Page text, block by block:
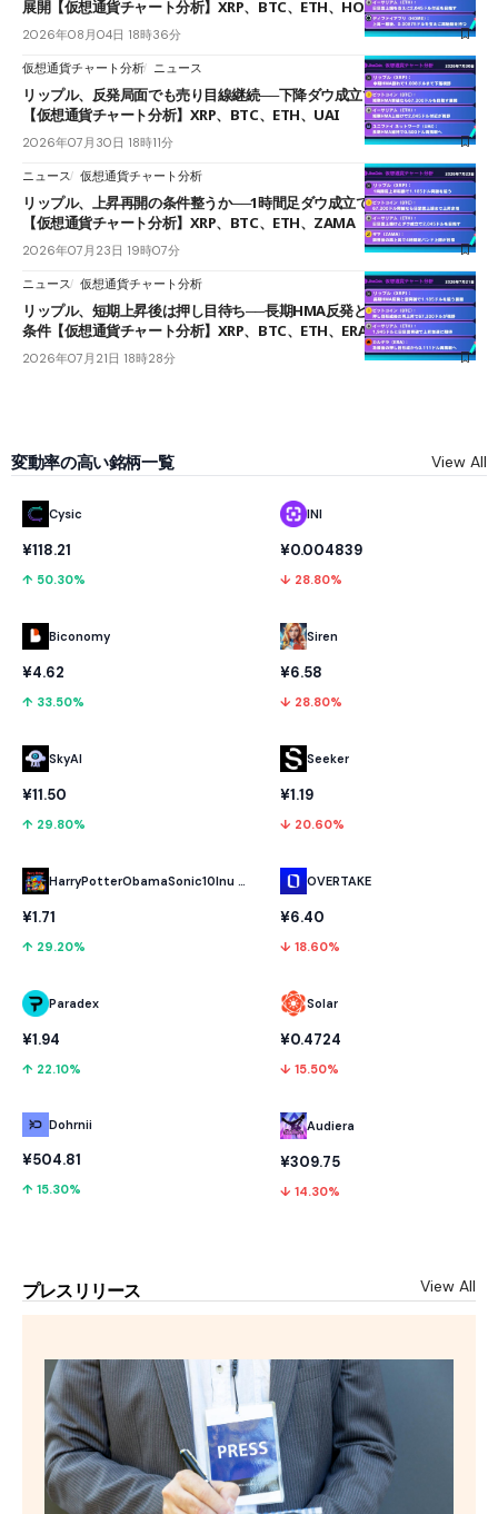
展開【仮想通貨チャート分析】XRP、BTC、ETH、HOME
2026年08月04日 18時36分
仮想通貨チャート分析 ニュース
リップル、反発局面でも売り目線継続──下降ダウ成立で下値追う展開
【仮想通貨チャート分析】XRP、BTC、ETH、UAI
2026年07月30日 18時11分
ニュース 仮想通貨チャート分析
リップル、上昇再開の条件整うか──1時間足ダウ成立で1.185ドルを狙う
【仮想通貨チャート分析】XRP、BTC、ETH、ZAMA
2026年07月23日 19時07分
ニュース 仮想通貨チャート分析
リップル、短期上昇後は押し目待ち──長期HMA反発と雲上抜けが買い
条件【仮想通貨チャート分析】XRP、BTC、ETH、ERA
2026年07月21日 18時28分
変動率の高い銘柄一覧 View All
Cysic
¥118.21
↑ 50.30%
Biconomy
¥4.62
↑ 33.50%
SkyAI
¥11.50
↑ 29.80%
HarryPotterObamaSonic10Inu (ETH)
¥1.71
↑ 29.20%
Paradex
¥1.94
↑ 22.10%
Dohrnii
¥504.81
↑ 15.30%
INI
¥0.004839
↓ 28.80%
Siren
¥6.58
↓ 28.80%
Seeker
¥1.19
↓ 20.60%
OVERTAKE
¥6.40
↓ 18.60%
Solar
¥0.4724
↓ 15.50%
Audiera
¥309.75
↓ 14.30%
プレスリリース View All